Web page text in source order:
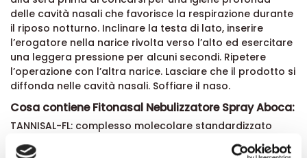
delle cavità nasali che favorisce la respirazione durante
il riposo notturno. Inclinare la testa di lato, inserire
l’erogatore nella narice rivolta verso l’alto ed esercitare
una leggera pressione per alcuni secondi. Ripetere
l’operazione con l’altra narice. Lasciare che il prodotto si
diffonda nelle cavità nasali. Soffiare il naso.
Cosa contiene Fitonasal Nebulizzatore Spray Aboca:
TANNISAL-FL: complesso molecolare standardizzato
(da Amamelide e Timo), Salgemma (sale di estrazione